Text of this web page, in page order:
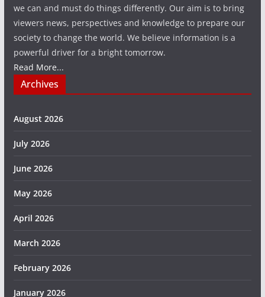
we can and must do things differently. Our aim is to bring
viewers news, perspectives and knowledge to prepare our
society to change the world. We believe information is a
powerful driver for a bright tomorrow.
Read More...
Archives
August 2026
July 2026
June 2026
May 2026
April 2026
March 2026
February 2026
January 2026